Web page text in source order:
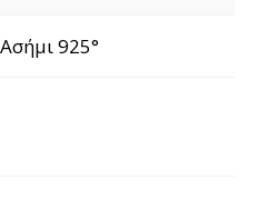
Ασήμι 925°